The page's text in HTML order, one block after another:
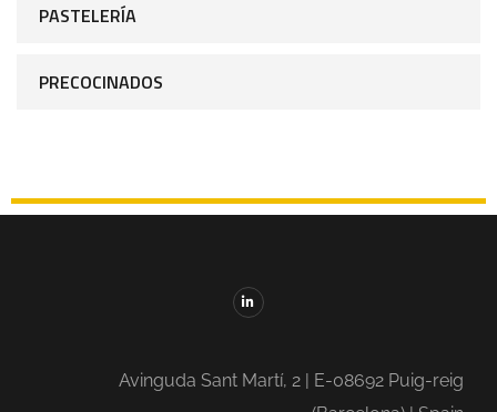
PASTELERÍA
PRECOCINADOS
Avinguda Sant Martí, 2 | E-08692 Puig-reig